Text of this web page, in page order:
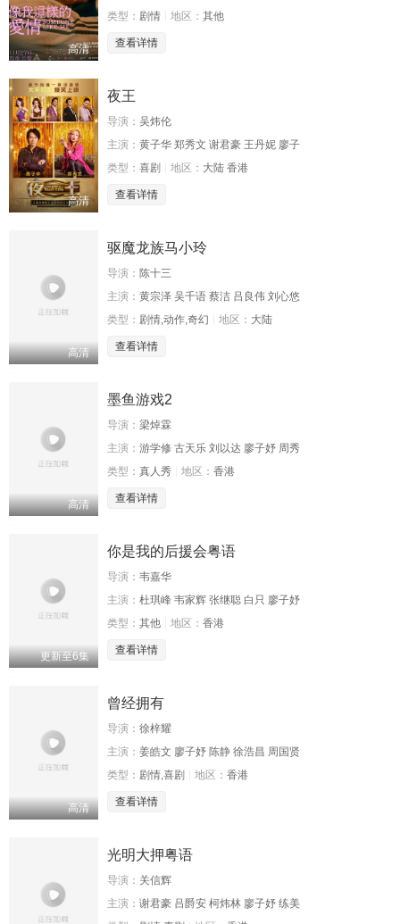
高清
类型： 剧情 地区： 其他
查看详情
高清
夜王
导演： 吴炜伦
主演： 黄子华 郑秀文 谢君豪 王丹妮 廖子
类型： 喜剧 地区： 大陆 香港
查看详情
高清
驱魔龙族马小玲
导演： 陈十三
主演： 黄宗泽 吴千语 蔡洁 吕良伟 刘心悠
类型： 剧情,动作,奇幻 地区： 大陆
查看详情
高清
墨鱼游戏2
导演： 梁焯霖
主演： 游学修 古天乐 刘以达 廖子妤 周秀
类型： 真人秀 地区： 香港
查看详情
更新至6集
你是我的后援会粤语
导演： 韦嘉华
主演： 杜琪峰 韦家辉 张继聪 白只 廖子妤
类型： 其他 地区： 香港
查看详情
高清
曾经拥有
导演： 徐梓耀
主演： 姜皓文 廖子妤 陈静 徐浩昌 周国贤
类型： 剧情,喜剧 地区： 香港
查看详情
光明大押粤语
导演： 关信辉
主演： 谢君豪 吕爵安 柯炜林 廖子妤 练美